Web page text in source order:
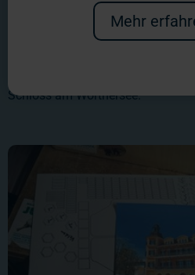
Gaston hat letzte Woche
Schloss am Wörthersee.
Mehr